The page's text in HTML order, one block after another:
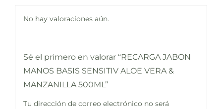
No hay valoraciones aún.
Sé el primero en valorar “RECARGA JABON
MANOS BASIS SENSITIV ALOE VERA &
MANZANILLA 500ML”
Tu dirección de correo electrónico no será